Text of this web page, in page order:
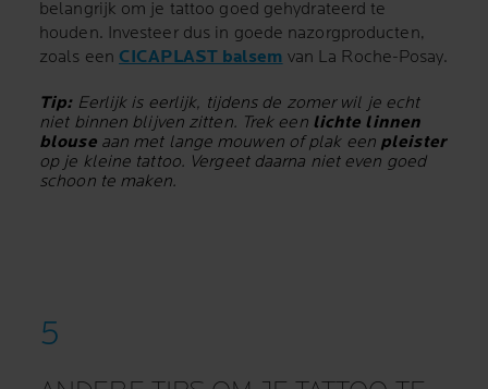
belangrijk om je tattoo goed gehydrateerd te
houden. Investeer dus in goede nazorgproducten,
zoals een CICAPLAST balsem van La Roche-Posay.
Tip: Eerlijk is eerlijk, tijdens de zomer wil je echt
niet binnen blijven zitten. Trek een lichte linnen
blouseaan met lange mouwen of plak een pleister
op je kleine tattoo. Vergeet daarna niet even goed
schoon te maken.